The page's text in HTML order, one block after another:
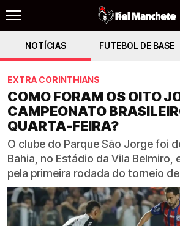
NOTÍCIAS FUTEBOL DE BASE
EXTRA CORINTHIANS
COMO FORAM OS OITO
CAMPEONATO
QUARTA-FEIRA?
O clube do Parque São Jorge foi
Bahia, no Estádio da Vila Belmiro,
pela primeira rodada do torneio